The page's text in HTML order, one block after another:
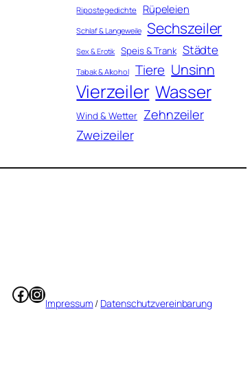
Ripostegedichte Rüpeleien
Schlaf & Langeweile Sechszeiler
Sex & Erotik Speis & Trank Städte
Tabak & Alkohol Tiere Unsinn
Vierzeiler Wasser
Wind & Wetter Zehnzeiler
Zweizeiler
Facebook
Instagram
Impressum / Datenschutzvereinbarung